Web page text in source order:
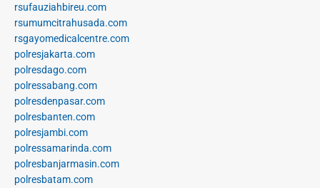
rsufauziahbireu.com
rsumumcitrahusada.com
rsgayomedicalcentre.com
polresjakarta.com
polresdago.com
polressabang.com
polresdenpasar.com
polresbanten.com
polresjambi.com
polressamarinda.com
polresbanjarmasin.com
polresbatam.com